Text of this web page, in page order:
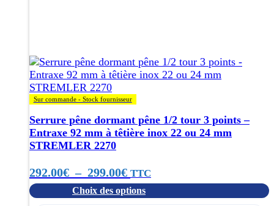
Sur commande - Stock fournisseur
Serrure pêne dormant pêne 1/2 tour 3 points –
Entraxe 92 mm à têtière inox 22 ou 24 mm
STREMLER 2270
292.00€ – 299.00€Plage
de
TTC
Choix des options
Les
options
peuvent
être
choisies
sur
la
page
du
produit